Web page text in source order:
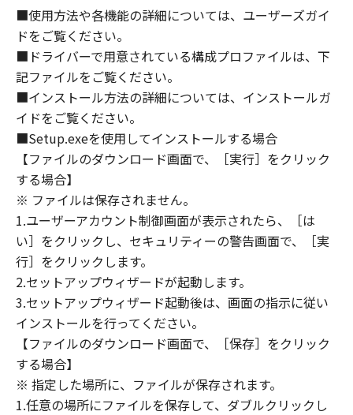
のライセンサーは、お客様による「本ソフトウ
ェア」の使用を支援すること、および「本ソフ
トウェア」に対してアップデート、バグの修正
あるいはサポートを行うことについて、いかな
る責任も負うものではありません。
７．保証の否認・免責
(1) 「本ソフトウェア」は、『現状のまま』の
状態で使用許諾されます。キヤノン、キヤノン
のライセンサー、キヤノンの子会社、キヤノン
の関連会社、それらの販売代理店または販売店
のいずれも、「本ソフトウェア」に関して、商
品性および特定の目的への適合性の保証を含
め、いかなる保証も、明示たると黙示たるとを
問わず一切しないものとします。
(2) キヤノン、キヤノンのライセンサー、キヤノ
ンの子会社、キヤノンの関連会社、それらの販
売代理店または販売店のいずれも、「本ソフト
ウェア」の使用または使用不能から生ずるいか
なる損害（逸失利益およびその他の派生的また
は付随的な損害を含むがこれらに限定されない
■使用方法や各機能の詳細については、ユーザーズガイ
ドをご覧ください。
■ドライバーで用意されている構成プロファイルは、下
記ファイルをご覧ください。
■インストール方法の詳細については、インストールガ
イドをご覧ください。
■Setup.exeを使用してインストールする場合
【ファイルのダウンロード画面で、［実行］をクリック
する場合】
※ ファイルは保存されません。
1.ユーザーアカウント制御画面が表示されたら、［は
い］をクリックし、セキュリティーの警告画面で、［実
行］をクリックします。
2.セットアップウィザードが起動します。
3.セットアップウィザード起動後は、画面の指示に従い
インストールを行ってください。
【ファイルのダウンロード画面で、［保存］をクリック
する場合】
※ 指定した場所に、ファイルが保存されます。
1.任意の場所にファイルを保存して、ダブルクリックし